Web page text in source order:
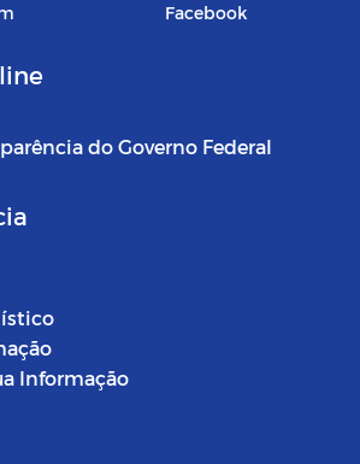
Facebook
do Governo Federal
Informação